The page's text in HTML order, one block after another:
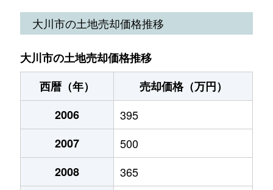
大川市の土地売却価格推移
大川市の土地売却価格推移
西暦（年）
売却価格（万円）
2006
395
2007
500
2008
365